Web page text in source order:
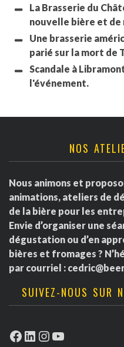
La Brasserie du
nouvelle bière et
Une brasserie
parié sur la mort de
Scandale à
l'événement.
NOS
Nous animons et
animations, ateliers de
de la bière pour les
Envie d’organiser une
dégustation ou d’en
bières et fromages ?
par courriel :
SUIVEZ-NOUS SUR
Facebook
LinkedIn
Instagram
YouTube